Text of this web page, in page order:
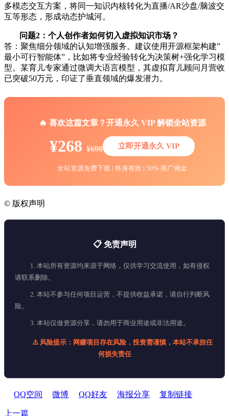
多模态交互方案，将同一知识内核转化为直播/AR沙盘/脑波交
互等形态，形成动态护城河。
问题2：个人创作者如何切入虚拟知识市场？
答：聚焦细分领域的认知增强服务。建议使用开源框架构建”
最小可行智能体”，比如将专业经验转化为决策树+强化学习模
型。某育儿专家通过微调大语言模型，其虚拟育儿顾问月营收
已突破50万元，印证了垂直领域的爆发潜力。
🔥 喜欢这篇文章？开通永久 VIP 解锁全站资源
¥268 ¥698 立即开通永久 VIP
全站资源免费下载 | 终身有效 | 50% 推广佣金
© 版权声明
📋 免责声明
1. 本站所有资源均来源于网络，仅供学习交流使用，如有侵权
请联系删除。
2. 本站不参与任何项目运营，不提供收益承诺，请自行判断风
险。
3. 本站仅做资源分享，请勿用于商业用途或非法用途。
⚠️ 风险提示：网赚项目存在风险，投资需谨慎，本站不承担任
何损失责任
QQ空间 微博 QQ好友 海报分享 复制链接
上一篇